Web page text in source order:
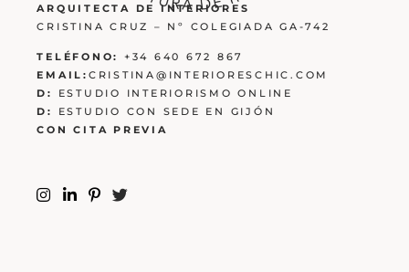
ARQUITECTA DE INTERIORES
CRISTINA CRUZ – Nº COLEGIADA GA-742
TELÉFONO:
+34 640 672 867
EMAIL: CRISTINA@INTERIORESCHIC.COM
D:
ESTUDIO INTERIORISMO ONLINE
D:
ESTUDIO CON SEDE EN GIJÓN
CON CITA PREVIA